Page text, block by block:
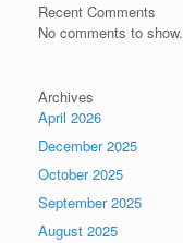
Recent Comments
No comments to show.
Archives
April 2026
December 2025
October 2025
September 2025
August 2025